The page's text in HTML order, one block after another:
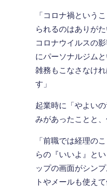
「コロナ禍という
られるのはありが
コロナウイルスの
にパーソナルジム
雑務もこなさなけ
す」
起業時に「やよい
みがあったことと
「前職では経理の
らの『いいよ』と
ップの画面がシン
トやメールも使え